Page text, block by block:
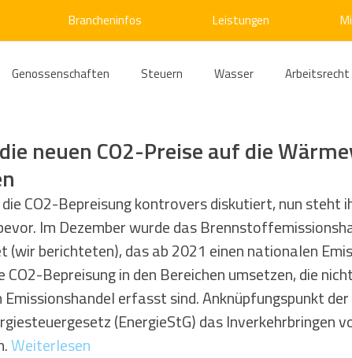
Brancheninfos Leistungen
Genossenschaften Steuern Wasser Arbeitsrecht
Kälte Verkehr Entsorgung/Abfall
und Kartellrecht Europarecht Wirtschafts- und
Gesellschaftsrecht E-Mobilität Verwaltungsrecht
neuen CO2-Preise auf die
CO2-Bepreisung kontrovers diskutiert, nun steht
Im Dezember wurde das
(wir berichteten), das ab 2021 einen nationalen
CO2-Bepreisung in den Bereichen umsetzen, die
Emissionshandel erfasst sind. Anknüpfungspunkt
(EnergieStG) das Inverkehrbringen
Weiterlesen